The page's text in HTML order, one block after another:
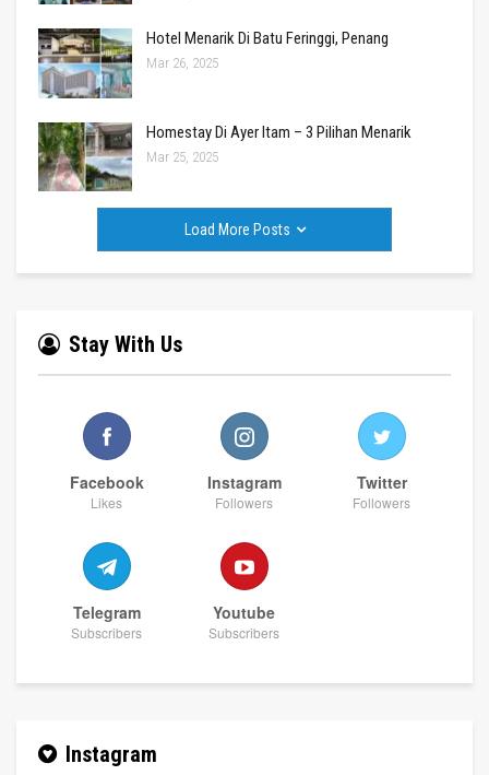
Hotel Menarik Di Batu Feringgi, Penang
Mar 26, 2025
Homestay Di Ayer Itam – 3 Pilihan Menarik
Mar 25, 2025
Load More Posts
Stay With Us
Facebook
Likes
Instagram
Followers
Twitter
Followers
Telegram
Subscribers
Youtube
Subscribers
Instagram